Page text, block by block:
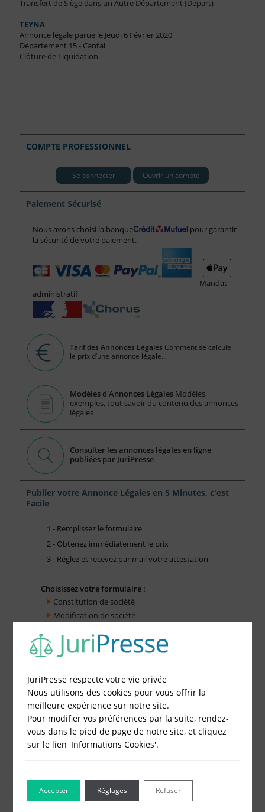
Transfert de Siège dans un Autre Département (Départ)
TEYNA
Annonce légale parue le Jeudi 6 Février 2020
Département 15 - Cantal
Clôture de Liquidation
COMPTE PROFESSIONNEL
Se connecter Ouvrir un compte
Paiement Sécurisé
Nous avons choisi la banque
pour garantir
la sécurité de votre paiement.
Mandat
administratif
Tarif des Annonces Légales Comment se calcule
le prix d’une annonce légale...
Modèles d'Annonces Légales Modèles,
exemples, tout savoir du contenu des annonces
légales
Consulter les annonces légales en ligne
publiées par JuriPresse
Publier votre Annonce Légales en 5 Minutes, c'est
Facile
1 - Remplissez le formulaire
2 - Obtenez immédiatement le prix
3 - Réglez et recevez par mail votre attestation
Choisissez votre formulaire :
Constitution de société
Modification de société
Cessation d'activité
JuriPresse respecte votre vie privée
Nous utilisons des cookies pour vous offrir la
meilleure expérience sur notre site.
Pour modifier vos préférences par la suite, rendez-
vous dans le pied de page de notre site, et cliquez
sur le lien 'Informations Cookies'.
Accepter Refuser
Réglages